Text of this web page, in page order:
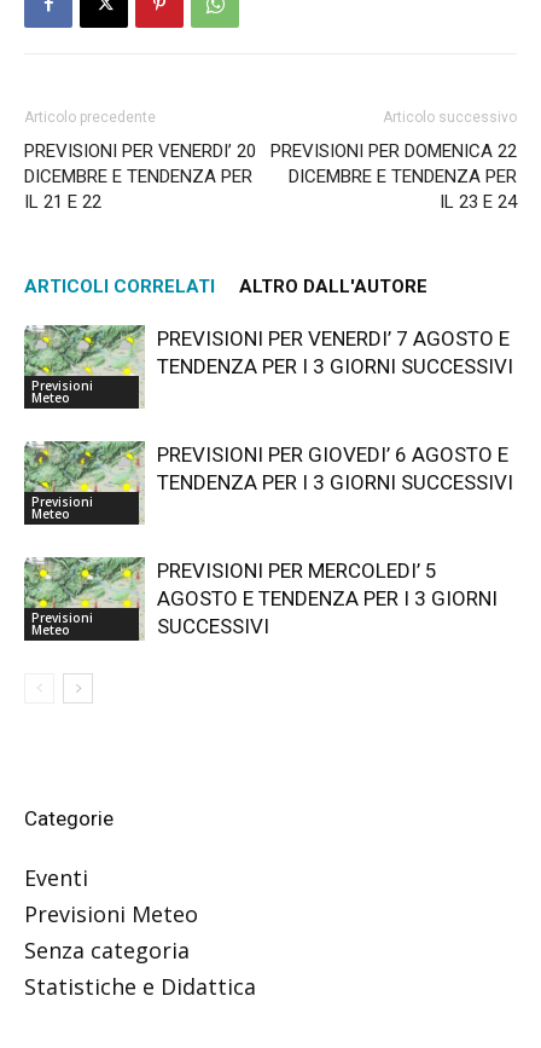
Articolo precedente
PREVISIONI PER VENERDI’ 20
DICEMBRE E TENDENZA PER
IL 21 E 22
Articolo successivo
PREVISIONI PER DOMENICA 22
DICEMBRE E TENDENZA PER
IL 23 E 24
ARTICOLI CORRELATI ALTRO DALL'AUTORE
Previsioni
Meteo
PREVISIONI PER VENERDI’ 7 AGOSTO E
TENDENZA PER I 3 GIORNI SUCCESSIVI
Previsioni
Meteo
PREVISIONI PER GIOVEDI’ 6 AGOSTO E
TENDENZA PER I 3 GIORNI SUCCESSIVI
Previsioni
Meteo
PREVISIONI PER MERCOLEDI’ 5
AGOSTO E TENDENZA PER I 3 GIORNI
SUCCESSIVI
Categorie
Eventi
Previsioni Meteo
Senza categoria
Statistiche e Didattica